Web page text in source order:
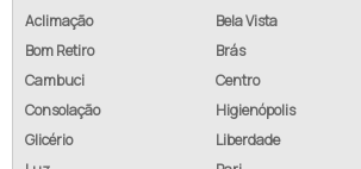
IMPRESSORA TERMICA ZEBRA
IMPRESSORA TÉRMICA PARA ETIQUETAS
Aclimação
Bela Vista
Bom Retiro
Brás
Cambuci
Centro
Consolação
Higienópolis
Glicério
Liberdade